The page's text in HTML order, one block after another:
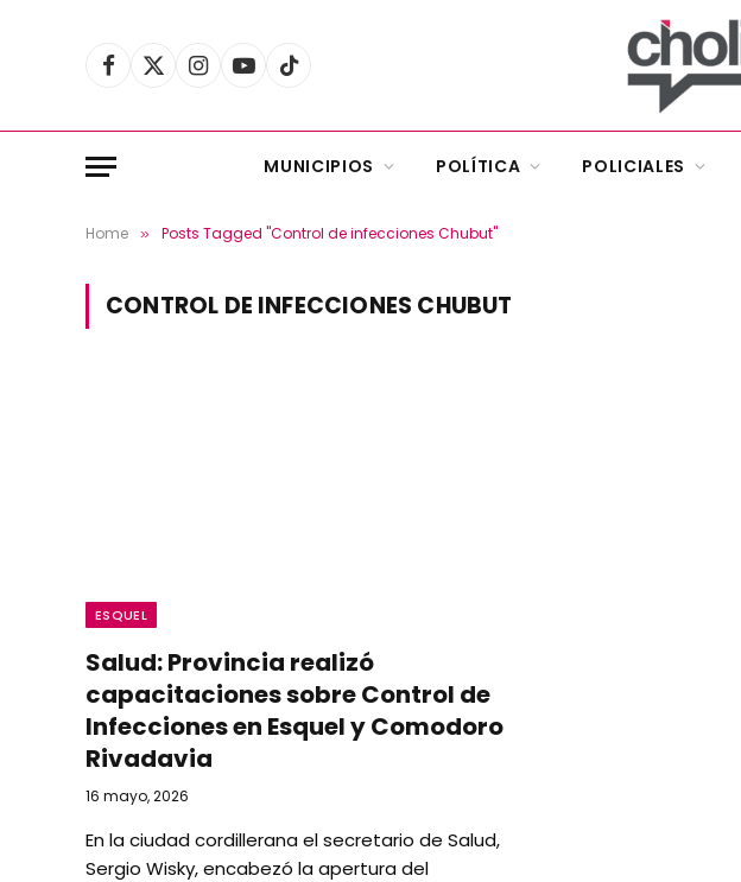
Facebook
X
Instagram
YouTubeTikTok
MUNICIPIOS POLÍTICA POLICIALES
Home » Posts Tagged "Control de infecciones Chubut"
CONTROL DE INFECCIONES CHUBUT
ESQUEL
Salud: Provincia realizó
capacitaciones sobre Control de
Infecciones en Esquel y Comodoro
Rivadavia
16 mayo, 2026
En la ciudad cordillerana el secretario de Salud,
Sergio Wisky, encabezó la apertura del